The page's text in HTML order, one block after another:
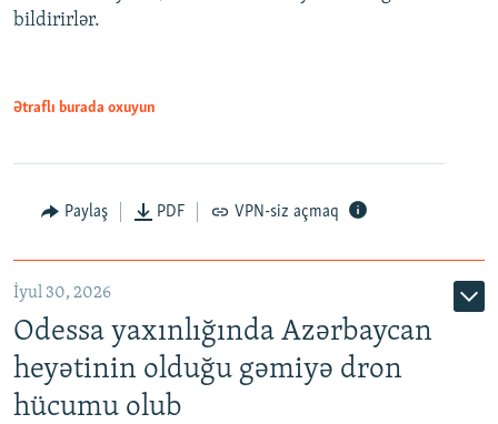
bildirirlər.
Ətraflı burada oxuyun
Paylaş PDF VPN-siz açmaq
İyul 30, 2026
Odessa yaxınlığında Azərbaycan
heyətinin olduğu gəmiyə dron
hücumu olub